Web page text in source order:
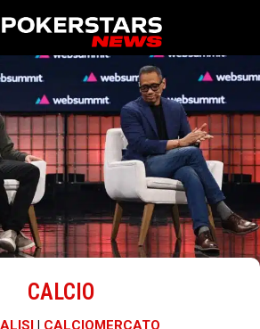
CALCIO
| CALCIOMERCATO